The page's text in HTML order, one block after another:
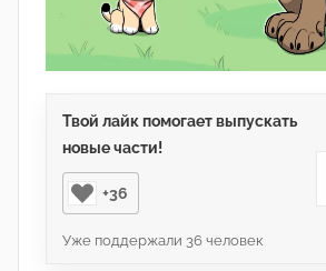
Твой лайк помогает выпускать
новые части!
+36
Уже поддержали 36 человек